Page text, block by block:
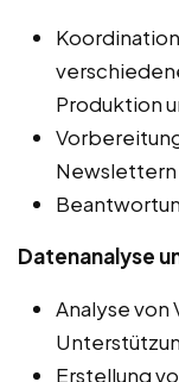
Produktion
Newslettern
Datenanalyse
Analyse von
Erstellung